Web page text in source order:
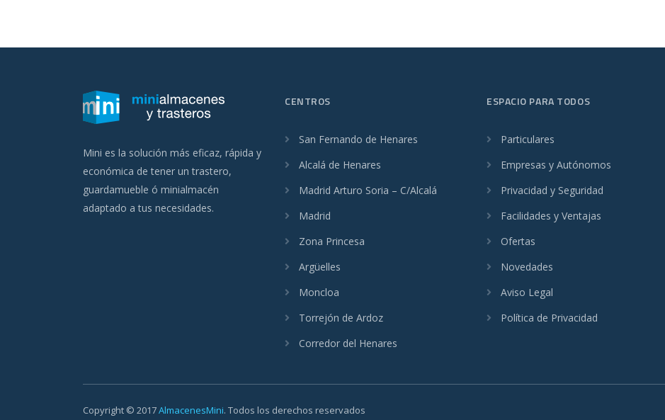
Mini es la solución más eficaz, rápida y
económica de tener un trastero,
guardamueble ó minialmacén
adaptado a tus necesidades.
CENTROS
San Fernando de Henares
Alcalá de Henares
Madrid Arturo Soria – C/Alcalá
Madrid
Zona Princesa
Argüelles
Moncloa
Torrejón de Ardoz
Corredor del Henares
ESPACIO PARA TODOS
Particulares
Empresas y Autónomos
Privacidad y Seguridad
Facilidades y Ventajas
Ofertas
Novedades
Aviso Legal
Política de Privacidad
Copyright © 2017AlmacenesMini. Todos los derechos reservados